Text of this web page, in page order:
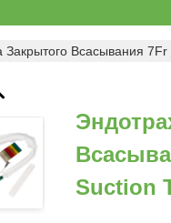
Всасывания
Suction